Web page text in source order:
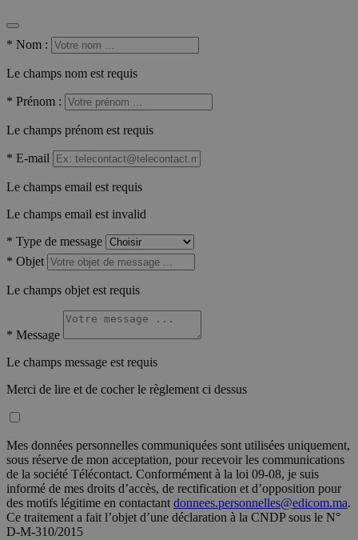
* Nom :
Le champs nom est requis
* Prénom :
Le champs prénom est requis
* E-mail
Le champs email est requis
Le champs email est invalid
* Type de message
* Objet
Le champs objet est requis
* Message
Le champs message est requis
Merci de lire et de cocher le règlement ci dessus
Mes données personnelles communiquées sont utilisées uniquement,
sous réserve de mon acceptation, pour recevoir les communications
de la société Télécontact. Conformément à la loi 09-08, je suis
informé de mes droits d’accès, de rectification et d’opposition pour
des motifs légitime en contactant donnees.personnelles@edicom.ma.
Ce traitement a fait l’objet d’une déclaration à la CNDP sous le N°
D-M-310/2015